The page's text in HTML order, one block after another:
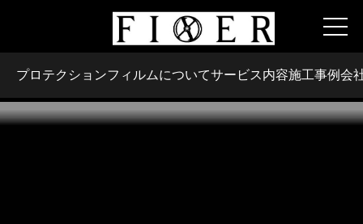
プロテクションフィルムについてサービス内容施工事例会